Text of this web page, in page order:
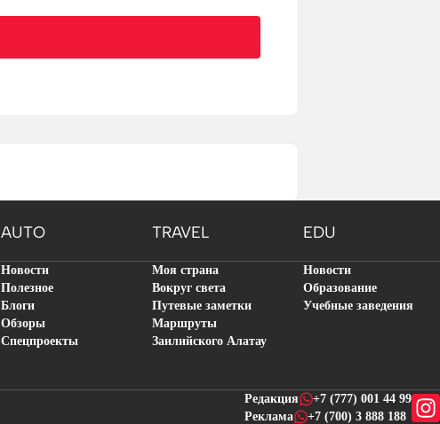
AUTO TRAVEL EDU
Новости
Полезное
Блоги
Обзоры
Спецпроекты
Моя страна
Вокруг света
Путевые заметки
Маршруты
Заилийского Алатау
Новости
Образование
Учебные заведения
Редакция
+7 (777) 001 44 99
Реклама
+7 (700) 3 888 188